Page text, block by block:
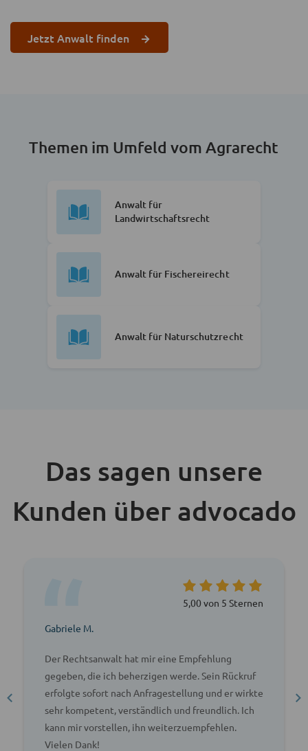
Jetzt Anwalt finden
Themen im Umfeld vom Agrarecht
Anwalt für
Landwirtschaftsrecht
Anwalt für Fischereirecht
Anwalt für Naturschutzrecht
Das sagen unsere
Kunden über advocado
5,00 von 5 Sternen
Gabriele M.
Der Rechtsanwalt hat mir eine Empfehlung
gegeben, die ich beherzigen werde. Sein Rückruf
erfolgte sofort nach Anfragestellung und er wirkte
sehr kompetent, verständlich und freundlich. Ich
kann mir vorstellen, ihn weiterzuempfehlen.
Vielen Dank!